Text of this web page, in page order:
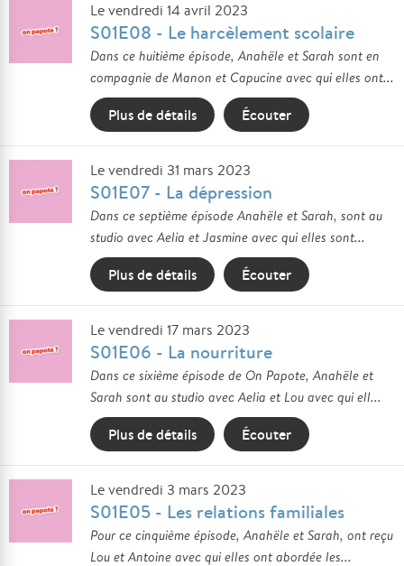
Le vendredi 14 avril 2023
S01E08 - Le harcèlement scolaire
Dans ce huitième épisode, Anahële et Sarah sont en
compagnie de Manon et Capucine avec qui elles ont...
Plus de détails Écouter
Le vendredi 31 mars 2023
S01E07 - La dépression
Dans ce septième épisode Anahële et Sarah, sont au
studio avec Aelia et Jasmine avec qui elles sont...
Plus de détails Écouter
Le vendredi 17 mars 2023
S01E06 - La nourriture
Dans ce sixième épisode de On Papote, Anahële et
Sarah sont au studio avec Aelia et Lou avec qui ell...
Plus de détails Écouter
Le vendredi 3 mars 2023
S01E05 - Les relations familiales
Pour ce cinquième épisode, Anahële et Sarah, ont reçu
Lou et Antoine avec qui elles ont abordée les...